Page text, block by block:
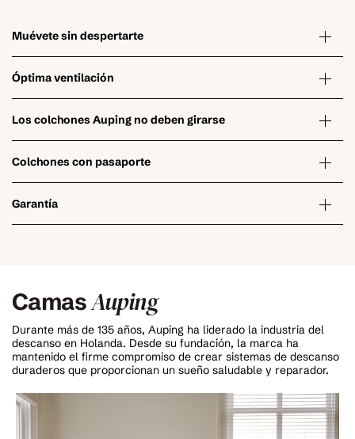
Muévete sin despertarte
Óptima ventilación
Los colchones Auping no deben girarse
Colchones con pasaporte
Garantía
CamasAuping
Durante más de 135 años, Auping ha liderado la industria del
descanso en Holanda. Desde su fundación, la marca ha
mantenido el firme compromiso de crear sistemas de descanso
duraderos que proporcionan un sueño saludable y reparador.